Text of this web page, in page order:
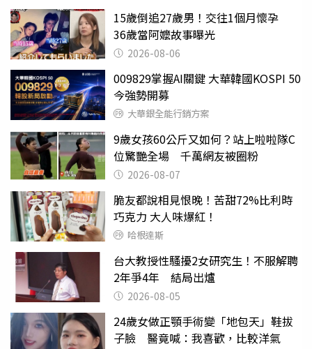
15歲倒追27歲男！交往1個月懷孕
36歲當阿嬤故事曝光
2026-08-06
009829掌握AI關鍵 大華韓國KOSPI 50
今強勢開募
大華銀全能行銷方案
9歲女孩60公斤又如何？站上啦啦隊C
位驚艷全場 千萬網友被圈粉
2026-08-07
脆友都說相見恨晚！苦甜72%比利時
巧克力 大人味爆紅！
哈根達斯
台大教授性騷擾2女研究生！不服解聘
2年爭4年 結局出爐
2026-08-05
24歲女做正顎手術變「地包天」鞋拔
子臉 醫竟喊：我喜歡，比較洋氣